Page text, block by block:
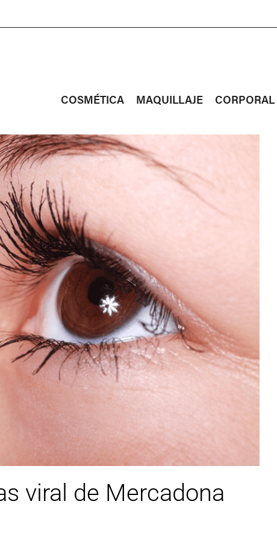
COSMÉTICA MAQUILLAJE CORPORAL
viral de Mercadona